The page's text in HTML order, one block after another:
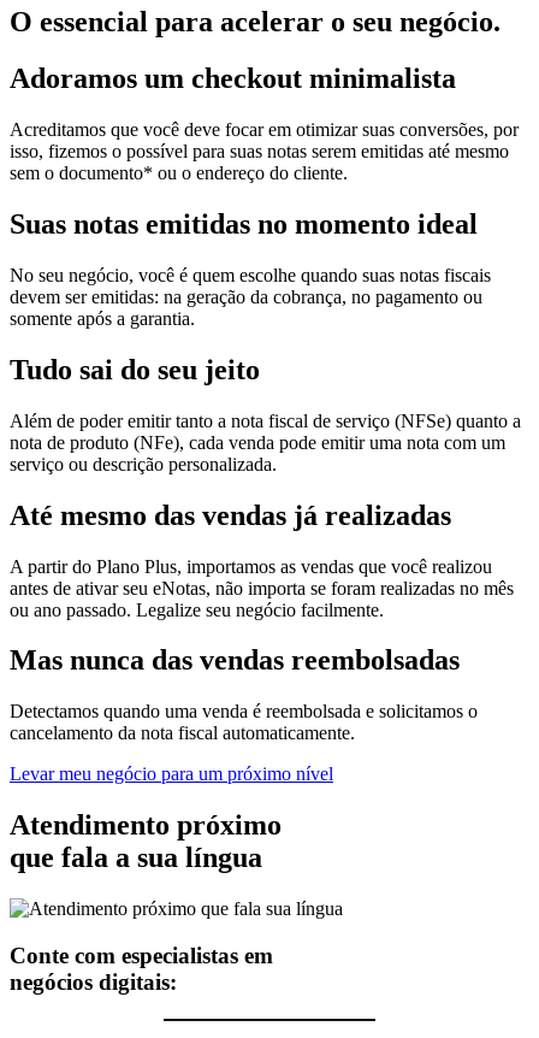
O essencial para acelerar o seu negócio.
Adoramos um checkout minimalista
Acreditamos que você deve focar em otimizar suas conversões, por
isso, fizemos o possível para suas notas serem emitidas até mesmo
sem o documento* ou o endereço do cliente.
Suas notas emitidas no momento ideal
No seu negócio, você é quem escolhe quando suas notas fiscais
devem ser emitidas: na geração da cobrança, no pagamento ou
somente após a garantia.
Tudo sai do seu jeito
Além de poder emitir tanto a nota fiscal de serviço (NFSe) quanto a
nota de produto (NFe), cada venda pode emitir uma nota com um
serviço ou descrição personalizada.
Até mesmo das vendas já realizadas
A partir do Plano Plus, importamos as vendas que você realizou
antes de ativar seu eNotas, não importa se foram realizadas no mês
ou ano passado. Legalize seu negócio facilmente.
Mas nunca das vendas reembolsadas
Detectamos quando uma venda é reembolsada e solicitamos o
cancelamento da nota fiscal automaticamente.
Levar meu negócio para um próximo nível
Atendimento próximo
que fala a sua língua
Conte com especialistas em
negócios digitais: